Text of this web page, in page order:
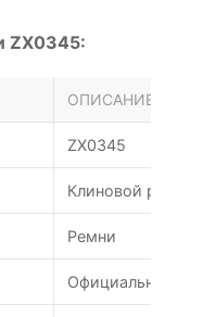
ZX0345:
ОПИСАНИЕ
ZX0345
Клиновой ремень
Ремни
Официальная